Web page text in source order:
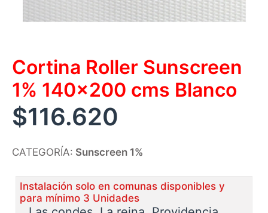
Cortina Roller Sunscreen
1% 140×200 cms Blanco
$116.620
CATEGORÍA: Sunscreen 1%
Instalación solo en comunas disponibles y
para mínimo 3 Unidades